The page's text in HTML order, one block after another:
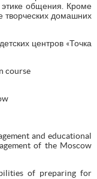
общения. Кроме
творческих домашних
центров «Точка
course
and educational
of the Moscow
of preparing for